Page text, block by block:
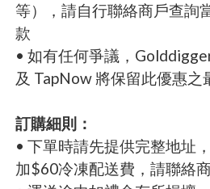
等），請自行聯絡商戶查詢
款
• 如有任何爭議，
及 TapNow 將保留此優惠之
訂購細則：
• 下單時請先提供完整地址
加$60冷凍配送費，請聯絡